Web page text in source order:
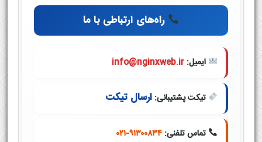
راه‌های ارتباطی با ما
ایمیل: info@nginxweb.ir
تیکت پشتیبانی: ارسال تیکت
تماس تلفنی: ۰۲۱-۹۱۳۰۰۸۳۴